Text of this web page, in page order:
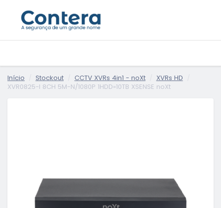
Início Stockout CCTV XVRs 4in1 - noXt
XVRs HD
XVR0825-I 8CH 5M-N/1080P 1HDD»10TB XSENSE noXt